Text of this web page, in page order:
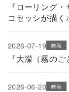
『ローリング
コセッシが描
2026-07-19 映画
『大濛（霧の
2026-06-20 映画